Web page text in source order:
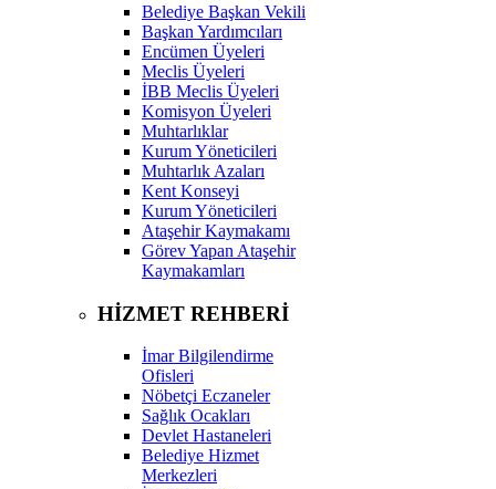
Belediye Başkan Vekili
Başkan Yardımcıları
Encümen Üyeleri
Meclis Üyeleri
İBB Meclis Üyeleri
Komisyon Üyeleri
Muhtarlıklar
Kurum Yöneticileri
Muhtarlık Azaları
Kent Konseyi
Kurum Yöneticileri
Ataşehir Kaymakamı
Görev Yapan Ataşehir
Kaymakamları
HİZMET REHBERİ
İmar Bilgilendirme
Ofisleri
Nöbetçi Eczaneler
Sağlık Ocakları
Devlet Hastaneleri
Belediye Hizmet
Merkezleri